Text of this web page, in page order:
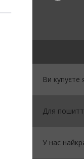
Ви купуєте
Для
У нас